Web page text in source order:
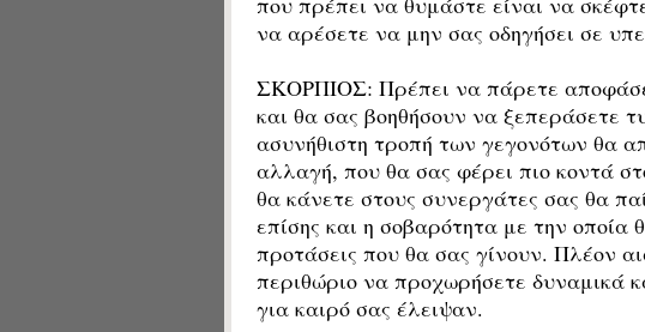
να αρέσετε να μην σας οδηγήσει σε
ΣΚΟΡΠΙΟΣ: Πρέπει να πάρετε
και θα σας βοηθήσουν να ξεπεράσετε
ασυνήθιστη τροπή των γεγονότων θα
αλλαγή, που θα σας φέρει πιο κοντά
θα κάνετε στους συνεργάτες σας θα
επίσης και η σοβαρότητα με την οποία
προτάσεις που θα σας γίνουν. Πλέον
περιθώριο να προχωρήσετε δυναμικά
για καιρό σας έλειψαν.